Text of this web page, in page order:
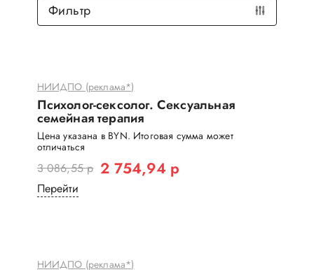
НИИДПО (реклама*)
Психолог-сексолог. Сексуальная
семейная терапия
Цена указана в BYN. Итоговая сумма может
отличаться
3 086,55 р 2 754,94 р
Перейти
НИИДПО (реклама*)
Фильтр